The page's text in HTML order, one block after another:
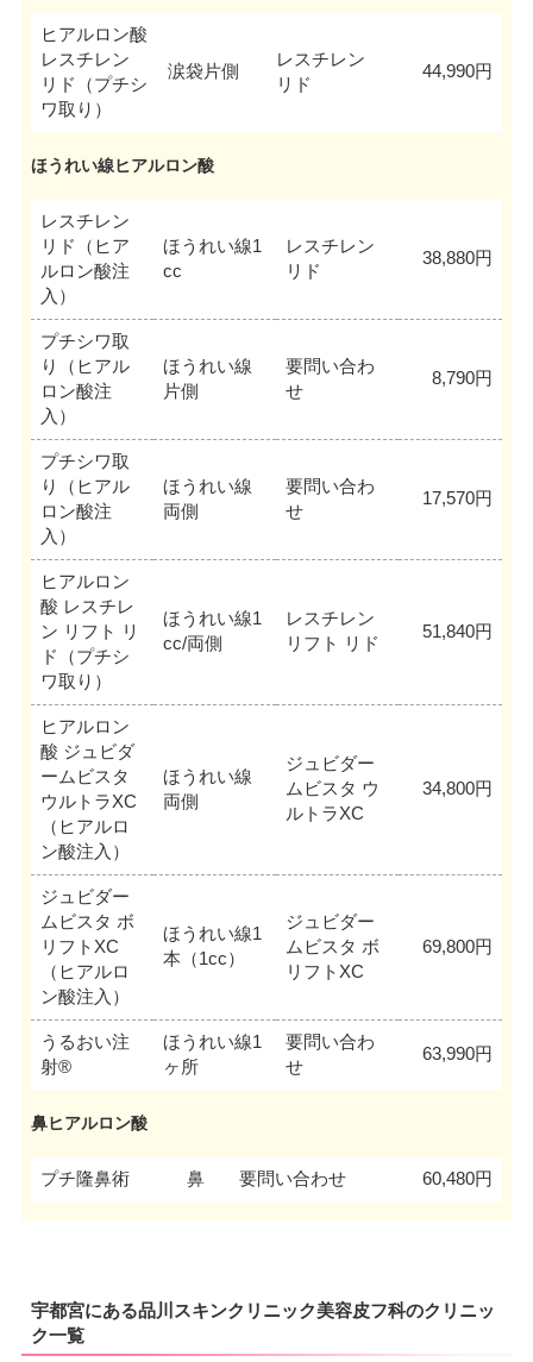
ヒアルロン酸
レスチレン
リド（プチシ
ワ取り）
涙袋片側
レスチレン
リド
44,990円
ほうれい線ヒアルロン酸
レスチレン
リド（ヒア
ルロン酸注
入）
ほうれい線1
cc
レスチレン
リド
38,880円
プチシワ取
り（ヒアル
ロン酸注
入）
ほうれい線
片側
要問い合わ
せ
8,790円
プチシワ取
り（ヒアル
ロン酸注
入）
ほうれい線
両側
要問い合わ
せ
17,570円
ヒアルロン
酸 レスチレ
ン リフト リ
ド（プチシ
ワ取り）
ほうれい線1
cc/両側
レスチレン
リフト リド
51,840円
ヒアルロン
酸 ジュビダ
ームビスタ
ウルトラXC
（ヒアルロ
ン酸注入）
ほうれい線
両側
ジュビダー
ムビスタ ウ
ルトラXC
34,800円
ジュビダー
ムビスタ ボ
リフトXC
（ヒアルロ
ン酸注入）
ほうれい線1
本（1cc）
ジュビダー
ムビスタ ボ
リフトXC
69,800円
うるおい注
射®
ほうれい線1
ヶ所
要問い合わ
せ
63,990円
鼻ヒアルロン酸
プチ隆鼻術 鼻 要問い合わせ 60,480円
宇都宮にある品川スキンクリニック美容皮フ科のクリニッ
ク一覧